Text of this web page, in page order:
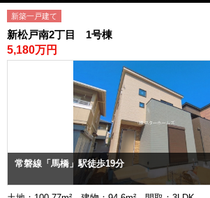
新築一戸建て
新松戸南2丁目 1号棟
5,180万円
常磐線「馬橋」駅徒歩19分